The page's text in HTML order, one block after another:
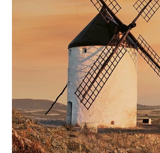
nombreux domaines viticoles de
s’effectue d’abord dans des
touche finale grâce à un
confèrent à ces crus expressifs
Petite production, grands vins
La gamme du domaine Mas Alta
rouges qui séduisent rien que
profondément sombre. Dès le
extraordinaire et le charme
qualité exceptionnelle. Les
ensuite le plaisir de vin en vin en